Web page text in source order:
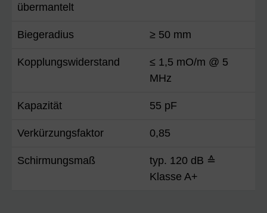
übermantelt
Biegeradius ≥ 50 mm
Kopplungswiderstand
≤ 1,5 mO/m @ 5
MHz
Kapazität 55 pF
Verkürzungsfaktor 0,85
Schirmungsmaß
typ. 120 dB ≙
Klasse A+